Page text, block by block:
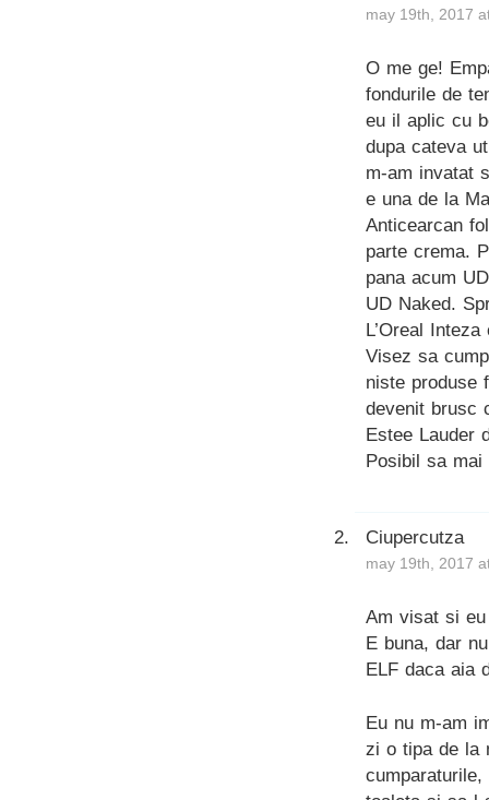
may 19th, 2017
O me ge!
fondurile de
eu il aplic cu
dupa cateva
m-am invatat
e una de la
Anticearcan
parte crema.
pana acum
UD Naked.
L’Oreal
Visez sa
niste produse
devenit brusc
Estee Lauder
Posibil sa
Ciupercutza
may 19th, 2017
Am visat si eu
E buna, dar
ELF daca aia
Eu nu m-am
zi o tipa de la